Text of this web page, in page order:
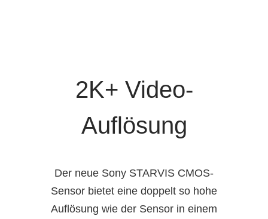
2K+ Video-
Auflösung
Der neue Sony STARVIS CMOS-
Sensor bietet eine doppelt so hohe
Auflösung wie der Sensor in einem